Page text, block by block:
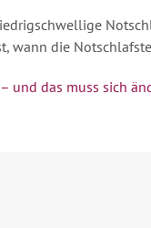
wann die
und das muss sich